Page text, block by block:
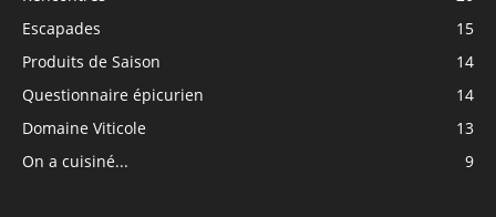
Escapades
15
Produits de Saison
14
Questionnaire épicurien
14
Domaine Viticole
13
On a cuisiné...
9